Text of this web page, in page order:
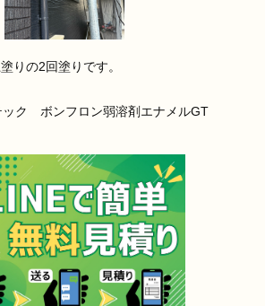
りの2回塗りです。
ック ボンフロン弱溶剤エナメルGT